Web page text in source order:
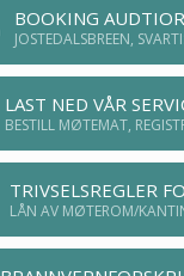
BOOKING
JOSTEDALSBREEN,
LAST NED VÅR
BESTILL MØTEMAT,
TRIVSELSREGLER
LÅN AV MØTEROM/